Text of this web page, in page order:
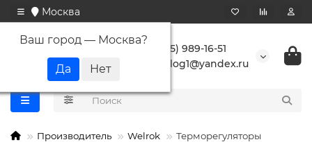
Москва
Ваш город — Москва?
+7 (495) 989-16-51
buranlog1@yandex.ru
Производитель Welrok Терморегуляторы